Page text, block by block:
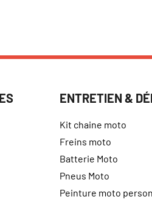
ENTRETIEN &
Kit chaine moto
Freins moto
Batterie Moto
Pneus Moto
Peinture moto